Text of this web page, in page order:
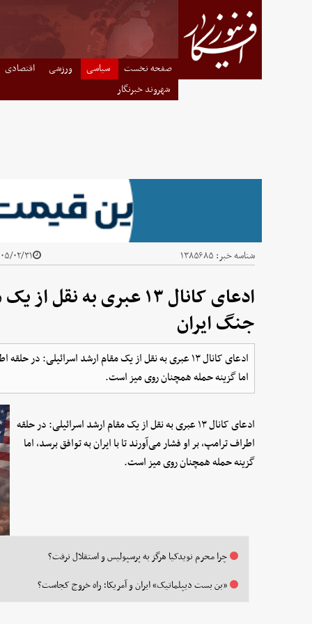
صفحه نخست سیاسی ورزشی
اقتصادی
شهروند خبرنگار
شناسه خبر: ۱۳۸۵۶۸۵ ۱۴۰۵/۰۲/۳۱ -
ادعای کانال ۱۳ عبری به
جنگ ایران
ادعای کانال ۱۳ عبری به نقل از یک مقام ارشد اسرائیلی:
اما گزینه حمله همچنان روی میز است.
ادعای کانال ۱۳ عبری به نقل از یک مقام ارشد اسرائیلی: در حلقه
اطراف ترامپ، بر او فشار می‌آورند تا با ایران به توافق برسد، اما
گزینه حمله همچنان روی میز است.
چرا محرم نویدکیا هرگز به پرسپولیس و استقلال نرفت؟
«بن بست دیپلماتیک» ایران و آمریکا؛ راه خروج کجاست؟